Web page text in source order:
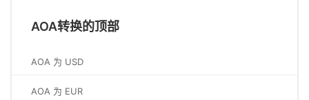
AOA转换的顶部
AOA 为 USD
AOA 为 EUR